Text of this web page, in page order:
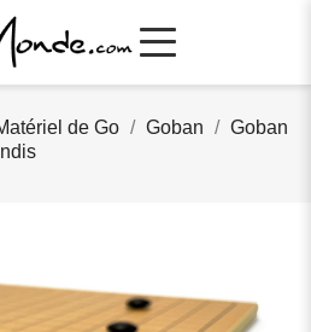
de Go Goban
Goban